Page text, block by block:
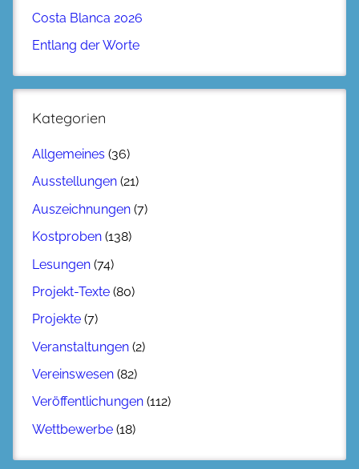
Costa Blanca 2026
Entlang der Worte
Kategorien
Allgemeines (36)
Ausstellungen (21)
Auszeichnungen (7)
Kostproben (138)
Lesungen (74)
Projekt-Texte (80)
Projekte (7)
Veranstaltungen (2)
Vereinswesen (82)
Veröffentlichungen (112)
Wettbewerbe (18)